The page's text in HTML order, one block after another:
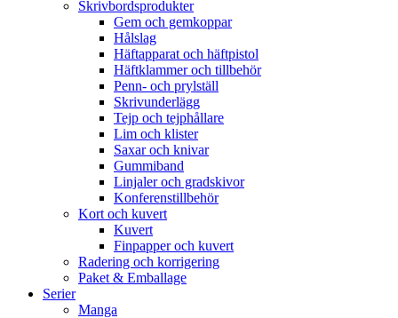
Skrivbordsprodukter
Gem och gemkoppar
Hålslag
Häftapparat och häftpistol
Häftklammer och tillbehör
Penn- och prylställ
Skrivunderlägg
Tejp och tejphållare
Lim och klister
Saxar och knivar
Gummiband
Linjaler och gradskivor
Konferenstillbehör
Kort och kuvert
Kuvert
Finpapper och kuvert
Radering och korrigering
Paket & Emballage
Serier
Manga